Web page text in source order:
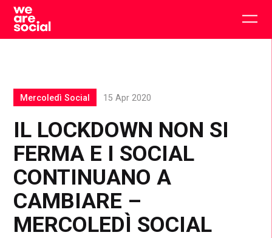
Skip
content
IL LOCKDOWN NON SI
FERMA E I SOCIAL
CONTINUANO A
CAMBIARE –
MERCOLEDÌ SOCIAL
Mercoledì Social 15 Apr 2020